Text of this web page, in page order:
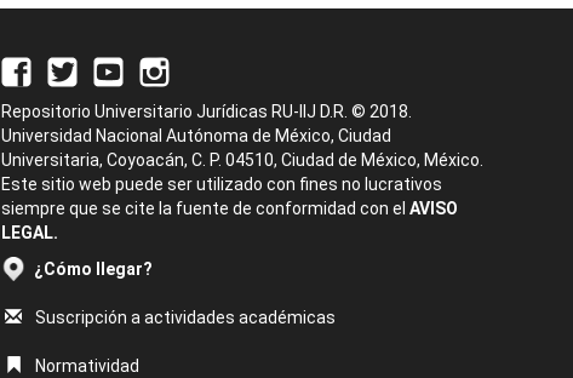
Repositorio Universitario Jurídicas RU-IIJ D.R. © 2018.
Universidad Nacional Autónoma de México, Ciudad
Universitaria, Coyoacán, C. P. 04510, Ciudad de México, México.
Este sitio web puede ser utilizado con fines no lucrativos
siempre que se cite la fuente de conformidad con el AVISO
LEGAL.
¿Cómo llegar?
Suscripción a actividades académicas
Normatividad